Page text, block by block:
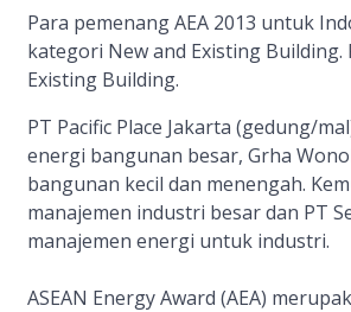
Para pemenang AEA 2013 untuk
kategori New and Existing Building.
Existing Building.
PT Pacific Place Jakarta (gedung/
energi bangunan besar, Grha
bangunan kecil dan menengah.
manajemen industri besar dan PT
manajemen energi untuk industri.
ASEAN Energy Award (AEA)